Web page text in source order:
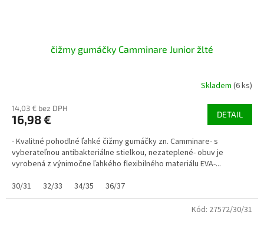
čižmy gumáčky Camminare Junior žlté
Skladem (6 ks)
14,03 € bez DPH
16,98 € DETAIL
- Kvalitné pohodlné ľahké čižmy gumáčky zn. Camminare- s
vyberateľnou antibakteriálne stielkou, nezateplené- obuv je
vyrobená z výnimočne ľahkého flexibilného materiálu EVA-...
30/31
32/33 34/35 36/37
Kód: 27572/30/31